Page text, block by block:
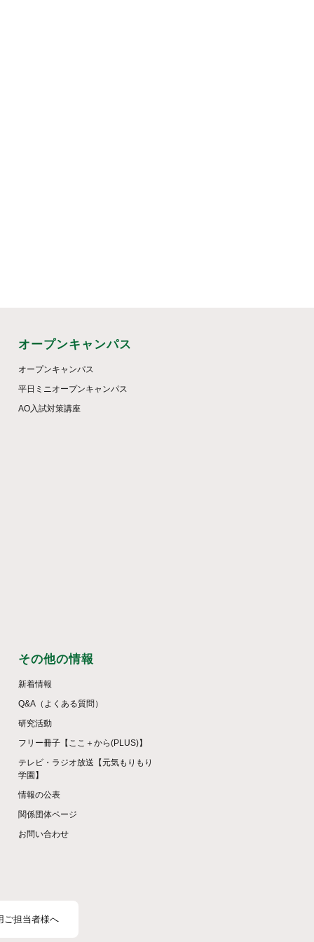
オープンキャンパス
オープンキャンパス
平日ミニオープンキャンパス
AO入試対策講座
その他の情報
新着情報
Q&A（よくある質問）
研究活動
フリー冊子【ここ＋から(PLUS)】
テレビ・ラジオ放送【元気もりもり
学園】
情報の公表
関係団体ページ
お問い合わせ
ご担当者様へ